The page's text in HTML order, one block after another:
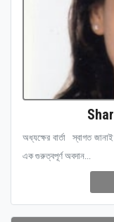
অধ্যক্ষের বার্তা স্বাগত
এক গুরুত্বপূর্ণ অবদান...